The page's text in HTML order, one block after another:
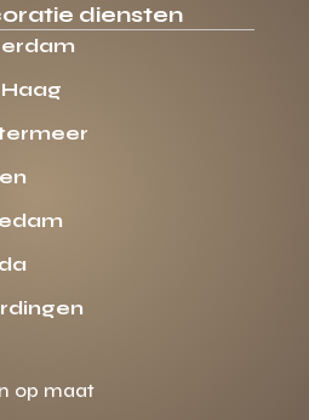
diensten
op maat